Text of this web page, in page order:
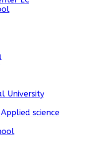
University
science